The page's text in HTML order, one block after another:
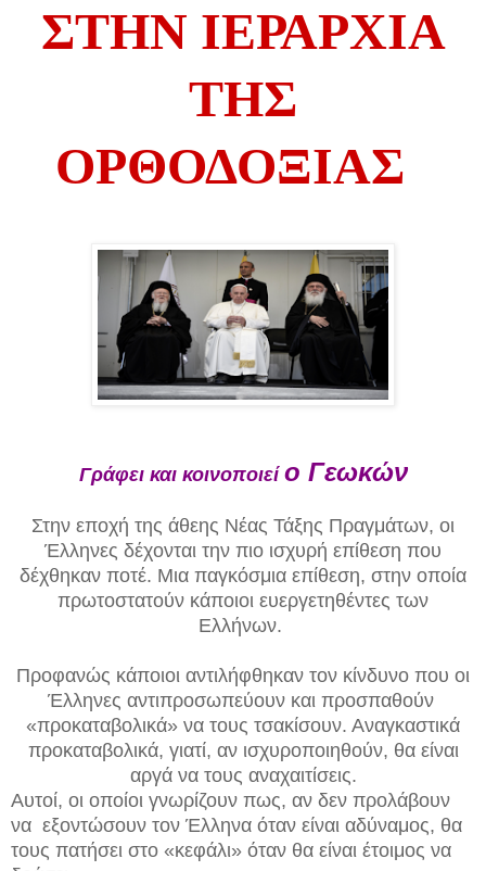
ΣΤΗΝ ΙΕΡΑΡΧΙΑ
ΤΗΣ
ΟΡΘΟΔΟΞΙΑΣ
Γράφει και κοινοποιεί ο Γεωκών
Στην εποχή της άθεης Νέας Τάξης Πραγμάτων, οι
Έλληνες δέχονται την πιο ισχυρή επίθεση που
δέχθηκαν ποτέ. Μια παγκόσμια επίθεση, στην οποία
πρωτοστατούν κάποιοι ευεργετηθέντες των
Ελλήνων.
Προφανώς κάποιοι αντιλήφθηκαν τον κίνδυνο που οι
Έλληνες αντιπροσωπεύουν και προσπαθούν
«προκαταβολικά» να τους τσακίσουν. Αναγκαστικά
προκαταβολικά, γιατί, αν ισχυροποιηθούν, θα είναι
αργά να τους αναχαιτίσεις.
Αυτοί, οι οποίοι γνωρίζουν πως, αν δεν προλάβουν
να εξοντώσουν τον Έλληνα όταν είναι αδύναμος, θα
τους πατήσει στο «κεφάλι» όταν θα είναι έτοιμος να